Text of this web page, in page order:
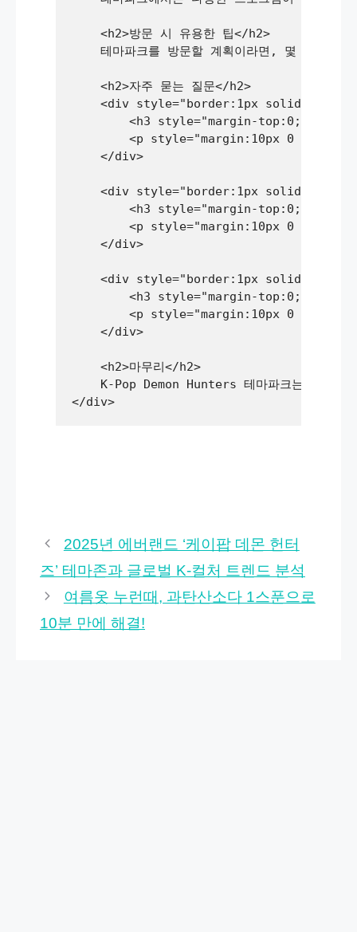
    <h2>방문 시 유용한 팁</h2>
테마파크를 방문할 계획이라면, 몇 가지 유
    <h2>자주 묻는 질문</h2>
<div style="border:1px solid #ccc;
<h3 style="margin-top:0; font-
<p style="margin:10px 0 0 0; line-
    </div>
<div style="border:1px solid #ccc;
<h3 style="margin-top:0; font-
<p style="margin:10px 0 0 0;
    </div>
<div style="border:1px solid #ccc;
<h3 style="margin-top:0; font-
<p style="margin:10px 0 0 0; line-
    </div>
    <h2>마무리</h2>
K-Pop Demon Hunters 테마파크는 단순히
2025년 에버랜드 ‘케이팝 데몬 헌터
즈’ 테마존과 글로벌 K-컬처 트렌드 분석
여름옷 누런때, 과탄산소다 1스푼으로
10분 만에 해결!